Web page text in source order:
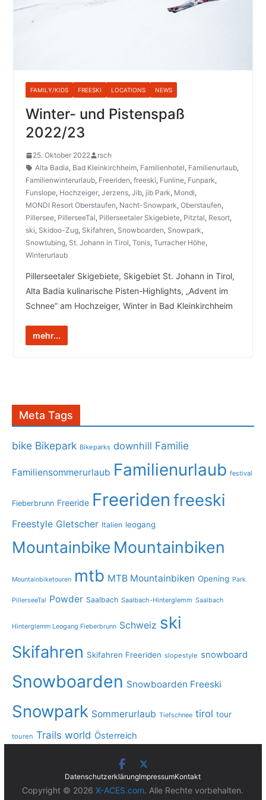
FAMILY/KIDS FREESKI LOCATIONS NEWS
Winter- und Pistenspaß
2022/23
25. Oktober 2022
rsch
Alta Badia, Bad Kleinkirchheim, Familienhotel, Familienurlaub,
Familienwinterurlaub, Freeriden, freeski, Funline, Funpark,
Funslope, Hochzeiger, Jerzens, Jib, jib Park, Mondi,
MONDI Resort Oberstaufen, Nacht-Snowpark, Oberstaufen,
Pillersee, PillerseeTal, Pillerseetaler Skigebiete, Pitztal, Resort,
ski, Skidoo-Zug, Skifahren, Snowboarden, Snowpark,
Snowtubing, St. Johann in Tirol, Tonis, Turracher Höhe,
Winterurlaub
Pillerseetaler Skigebiete, Skigebiet St. Johann in Tirol,
Alta Badia kulinarische Pisten-Highlights, „Advent im
Schnee“ am Hochzeiger, Winter in Bad Kleinkirchheim
mehr...
Meta Tags
bike Bikepark Bikeparks downhill Familie
Familiensommerurlaub Familienurlaub festival
Fieberbrunn Freeride Freeriden freeski
Freestyle Gletscher Italien leogang
Mountainbike Mountainbiken
Mountainbiketouren mtb MTB Mountainbiken Opening Park
PillerseeTal Powder Saalbach Saalbach-Hinterglemm Saalbach
Hinterglemm Leogang Fieberbrunn Schweiz ski
Skifahren Skifahren Freeriden slopestyle snowboard
Snowboarden Snowboarden Freeski
Snowpark Sommerurlaub Tiefschnee tirol tour
touren Trails world Österreich
DatenschutzerklärungImpressumKontakt
Copyright © 2026X-ACES.com. Alle Rechte vorbehalten.